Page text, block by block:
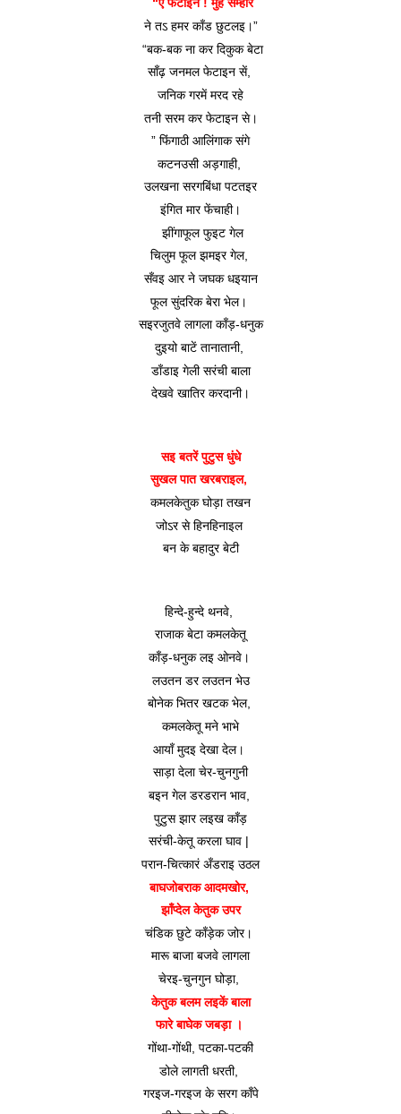
“ऐ फेटाइन ! मुँह सम्हार
ने तऽ हमर काँड छुटलइ।”
“बक-बक ना कर दिकुक बेटा
साँढ़ जनमल फेटाइन सें,
जनिक गरमें मरद रहे
तनी सरम कर फेटाइन से।
” फिंगाठी आलिंगाक संगे
कटनउसी अड़गाही,
उलखना सरगबिंधा पटतइर
इंगित मार फेंचाही।
झींगाफूल फुइट गेल
चिलुम फूल झमइर गेल,
सँवइ आर ने जघक धइयान
फूल सुंदरिक बेरा भेल।
सइरजुतवे लागला काँड़-धनुक
दुइयो बाटें तानातानी,
डाँडाइ गेली सरंची बाला
देखवे खातिर करदानी।
सइ बतरें पुटुस धुंधे
सुखल पात खरबराइल,
कमलकेतुक घोड़ा तखन
जोऽर से हिनहिनाइल
बन के बहादुर बेटी
हिन्दे-हुन्दे थनवे,
राजाक बेटा कमलकेतू
काँड़-धनुक लइ ओनवे।
लउतन डर लउतन भेउ
बोनेक भितर खटक भेल,
कमलकेतू मने भाभे
आयाँ मुदइ देखा देल।
साड़ा देला चेर-चुनगुनी
बइन गेल डरडरान भाव,
पुटुस झार लइख काँड़
सरंची-केतू करला घाव |
परान-चित्कारं अँडराइ उठल
बाघजोबराक आदमखोर,
झाँप्देल केतुक उपर
चंडिक छुटे काँड़ेक जोर।
मारू बाजा बजवे लागला
चेरइ-चुनगुन घोड़ा,
केतुक बलम लइकें बाला
फारे बाघेक जबड़ा ।
गोंथा-गोंथी, पटका-पटकी
डोले लागती धरती,
गरइज-गरइज के सरग काँपे